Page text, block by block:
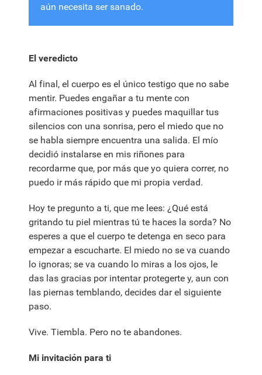
aún necesita ser sanado.
El veredicto
Al final, el cuerpo es el único testigo que no sabe
mentir. Puedes engañar a tu mente con
afirmaciones positivas y puedes maquillar tus
silencios con una sonrisa, pero el miedo que no
se habla siempre encuentra una salida. El mío
decidió instalarse en mis riñones para
recordarme que, por más que yo quiera correr, no
puedo ir más rápido que mi propia verdad.
Hoy te pregunto a ti, que me lees: ¿Qué está
gritando tu piel mientras tú te haces la sorda? No
esperes a que el cuerpo te detenga en seco para
empezar a escucharte. El miedo no se va cuando
lo ignoras; se va cuando lo miras a los ojos, le
das las gracias por intentar protegerte y, aun con
las piernas temblando, decides dar el siguiente
paso.
Vive. Tiembla. Pero no te abandones.
Mi invitación para ti